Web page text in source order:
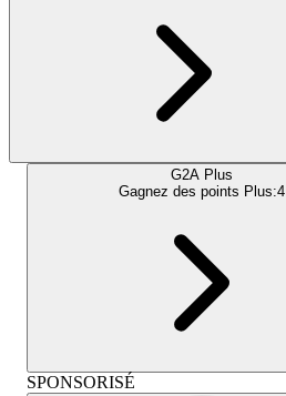
G2A Plus
Gagnez des points Plus:4
SPONSORISÉ